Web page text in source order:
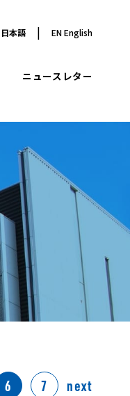
日本語 |ENEnglish
ニュースレター
6 7 next